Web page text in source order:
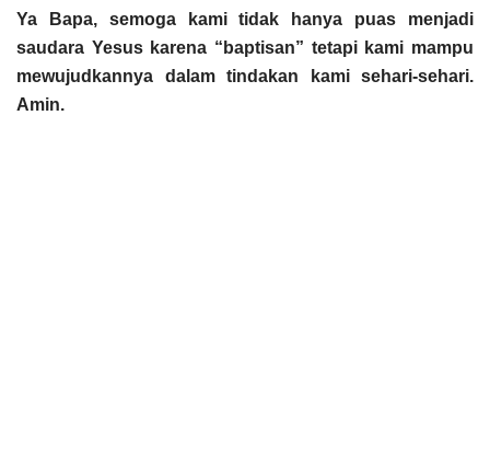
Ya Bapa, semoga kami tidak hanya puas menjadi
saudara Yesus karena “baptisan” tetapi kami mampu
mewujudkannya dalam tindakan kami sehari-sehari.
Amin.